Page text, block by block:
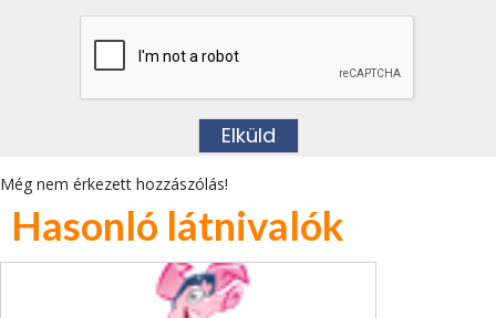
Még nem érkezett hozzászólás!
Hasonló látnivalók